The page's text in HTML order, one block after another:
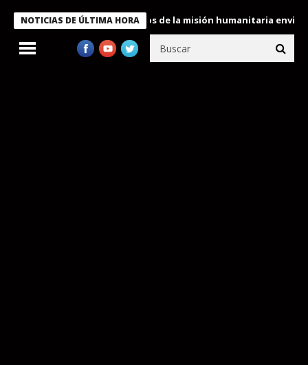
NOTICIAS DE ÚLTIMA HORA
condecora a miembros de la misión humanitaria enviada a